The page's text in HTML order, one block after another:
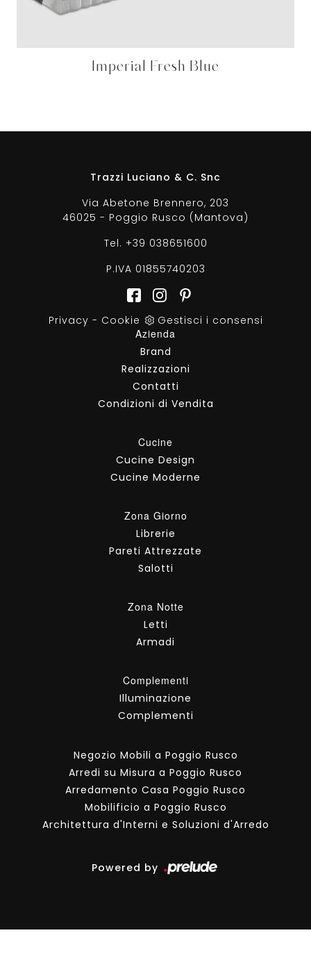
Imperial Fresh Blue
Trazzi Luciano & C. Snc
Via Abetone Brennero, 203
46025 - Poggio Rusco (Mantova)
Tel. +39 038651600
P.IVA 01855740203
Privacy - Cookie
Gestisci i consensi
Azienda
Brand
Realizzazioni
Contatti
Condizioni di Vendita
Cucine
Cucine Design
Cucine Moderne
Zona Giorno
Librerie
Pareti Attrezzate
Salotti
Zona Notte
Letti
Armadi
Complementi
Illuminazione
Complementi
Negozio Mobili a Poggio Rusco
Arredi su Misura a Poggio Rusco
Arredamento Casa Poggio Rusco
Mobilificio a Poggio Rusco
Architettura d'Interni e Soluzioni d'Arredo
Powered by